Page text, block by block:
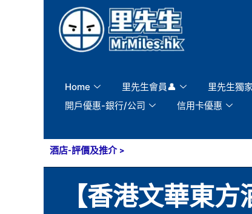
Home 里先生會員👤 里先生獨
開戶優惠-銀行/公司
信用卡優惠
酒店-評價及推介>
【香港文華東